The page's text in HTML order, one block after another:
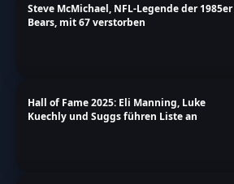
Steve McMichael, NFL-Legende der 1985er
Bears, mit 67 verstorben
Hall of Fame 2025: Eli Manning, Luke
Kuechly und Suggs führen Liste an